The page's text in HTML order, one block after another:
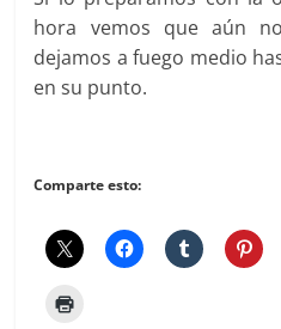
hora vemos que aún
dejamos a fuego medio
en su punto.
Comparte esto: